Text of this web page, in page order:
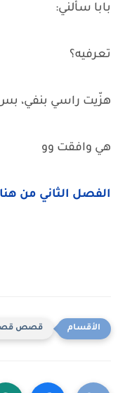
بابا سألني:
تعرفيه؟
هزّيت راسي بنفي،
هي وافقت وو
الفصل الثاني من هنا
قصص